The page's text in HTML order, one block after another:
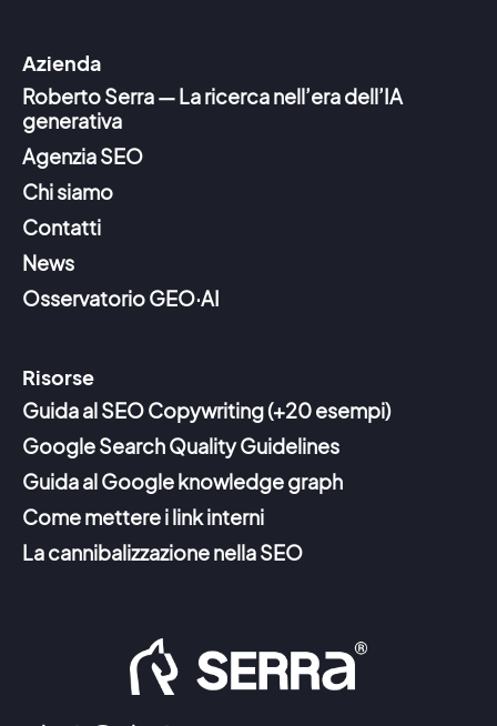
Azienda
Roberto Serra — La ricerca nell’era dell’IA
generativa
Agenzia SEO
Chi siamo
Contatti
News
Osservatorio GEO·AI
Risorse
Guida al SEO Copywriting (+20 esempi)
Google Search Quality Guidelines
Guida al Google knowledge graph
Come mettere i link interni
La cannibalizzazione nella SEO